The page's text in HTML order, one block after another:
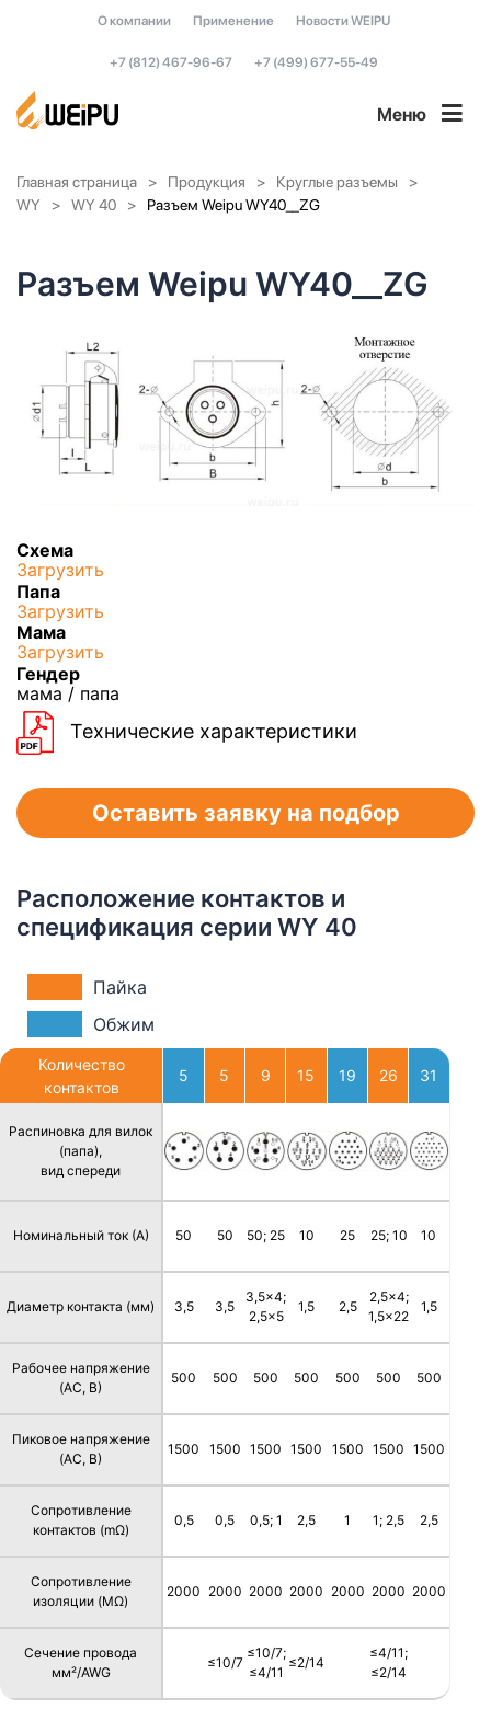
О компании Применение Новости WEIPU
+7 (812) 467-96-67 +7 (499) 677-55-49
Меню
Главная страница Продукция
Круглые разъемы
WY
WY 40 Разъем Weipu WY40__ZG
Разъем Weipu WY40__ZG
Схема
Загрузить
Папа
Загрузить
Мама
Загрузить
Гендер
мама / папа
Технические характеристики
Оставить заявку на подбор
Расположение контактов и
спецификация серии WY 40
Пайка
Обжим
Количество
контактов
Распиновка для вилок
(папа),
вид спереди
Номинальный ток (А)
Диаметр контакта (мм)
Рабочее напряжение
(AC, В)
Пиковое напряжение
(AC, В)
Сопротивление
контактов (mΩ)
Сопротивление
изоляции (MΩ)
Сечение провода
мм²/AWG
5
50
3,5
500
1500
0,5
2000
5
50
3,5
500
1500
0,5
2000
≤10/7
9
50; 25
3,5x4;
2,5x5
500
1500
0,5; 1
2000
≤10/7;
≤4/11
15
10
1,5
500
1500
2,5
2000
≤2/14
19
25
2,5
500
1500
1
2000
26
25; 10
2,5x4;
1,5x22
500
1500
1; 2,5
2000
≤4/11;
≤2/14
31
10
1,5
500
1500
2,5
2000